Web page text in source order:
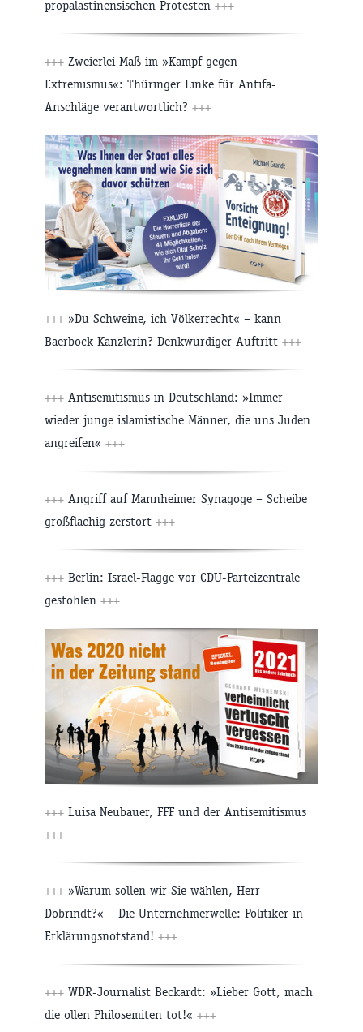
propalästinensischen Protesten +++
+++ Zweierlei Maß im »Kampf gegen
Extremismus«: Thüringer Linke für Antifa-
Anschläge verantwortlich? +++
+++ »Du Schweine, ich Völkerrecht« – kann
Baerbock Kanzlerin? Denkwürdiger Auftritt +++
+++ Antisemitismus in Deutschland: »Immer
wieder junge islamistische Männer, die uns Juden
angreifen« +++
+++ Angriff auf Mannheimer Synagoge – Scheibe
großflächig zerstört +++
+++ Berlin: Israel-Flagge vor CDU-Parteizentrale
gestohlen +++
+++ Luisa Neubauer, FFF und der Antisemitismus
+++
+++ »Warum sollen wir Sie wählen, Herr
Dobrindt?« – Die Unternehmerwelle: Politiker in
Erklärungsnotstand! +++
+++ WDR-Journalist Beckardt: »Lieber Gott, mach
die ollen Philosemiten tot!« +++